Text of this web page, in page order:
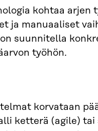
kohtaa arjen
ja manuaaliset
suunnitella
työhön.
korvataan
ketterä (agile) tai